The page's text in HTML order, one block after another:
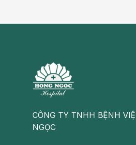
tránh ẩm. Đây là khó khăn
Nếu bảo quản không tốt,
(giữa chất kiềm và acid
không còn tác dụng thậm chí
Vì vậy, cần giữ thuốc ở nơi
CÔNG TY TNHH BỆNH
NGỌC